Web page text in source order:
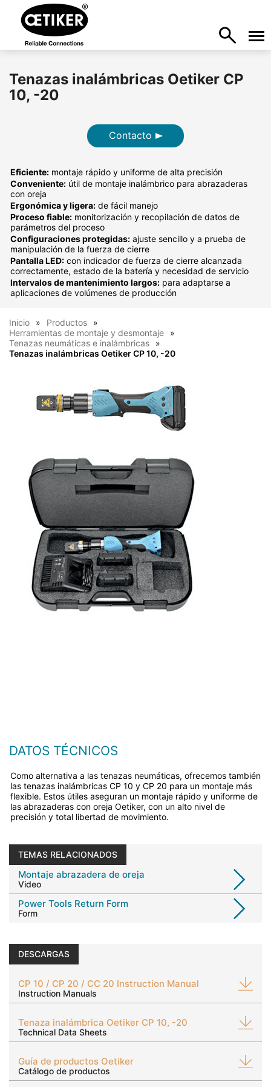
Tenazas inalámbricas Oetiker CP
10, -20
Contacto
Eficiente: montaje rápido y uniforme de alta precisión
Conveniente: útil de montaje inalámbrico para abrazaderas
con oreja
Ergonómica y ligera: de fácil manejo
Proceso fiable: monitorización y recopilación de datos de
parámetros del proceso
Configuraciones protegidas: ajuste sencillo y a prueba de
manipulación de la fuerza de cierre
Pantalla LED: con indicador de fuerza de cierre alcanzada
correctamente, estado de la batería y necesidad de servicio
Intervalos de mantenimiento largos: para adaptarse a
aplicaciones de volúmenes de producción
Inicio
Productos
Herramientas de montaje y desmontaje
Tenazas neumáticas e inalámbricas
Tenazas inalámbricas Oetiker CP 10, -20
DATOS TÉCNICOS
Como alternativa a las tenazas neumáticas, ofrecemos también
las tenazas inalámbricas CP 10 y CP 20 para un montaje más
flexible. Estos útiles aseguran un montaje rápido y uniforme de
las abrazaderas con oreja Oetiker, con un alto nivel de
precisión y total libertad de movimiento.
TEMAS RELACIONADOS
Montaje abrazadera de oreja
Video
Power Tools Return Form
Form
DESCARGAS
CP 10 / CP 20 / CC 20 Instruction Manual
Instruction Manuals
Tenaza inalámbrica Oetiker CP 10, -20
Technical Data Sheets
Guía de productos Oetiker
Catálogo de productos